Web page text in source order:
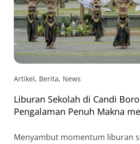
Artikel, Berita, News
Liburan Sekolah di Candi
Pengalaman Penuh Makna
Menyambut momentum liburan